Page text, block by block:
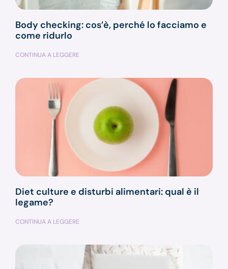
Body checking: cos’è, perché lo facciamo e
come ridurlo
CONTINUA A LEGGERE
Diet culture e disturbi alimentari: qual è il
legame?
CONTINUA A LEGGERE